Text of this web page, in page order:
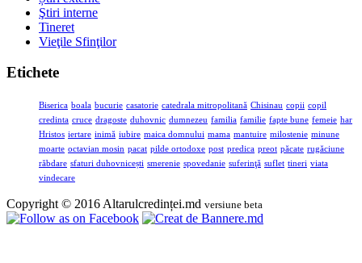
Ştiri interne
Tineret
Vieţile Sfinţilor
Etichete
Biserica boala bucurie casatorie catedrala mitropolitană Chisinau copii copil
credinta cruce dragoste duhovnic dumnezeu familia familie fapte bune femeie har
Hristos iertare inimă iubire maica domnului mama mantuire milostenie minune
moarte octavian mosin pacat pilde ortodoxe post predica preot păcate rugăciune
răbdare sfaturi duhovnicești smerenie spovedanie suferinţă suflet tineri viata
vindecare
Copyright © 2016 Altarulcredinței.md versiune beta